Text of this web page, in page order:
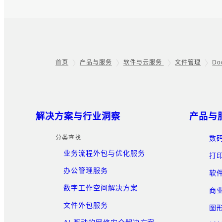
首页 产品与服务 软件与云服务 文件管理
网站地图
解决方案与行业洞察
分类查找
业务流程外包与优化服务
办公管理服务
数字工作空间解决方案
文件外包服务
产品与
数
打
软
商
图